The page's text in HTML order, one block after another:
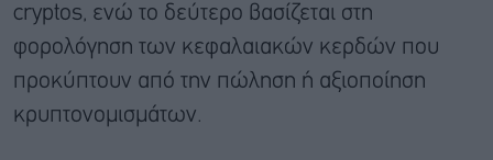
cryptos, ενώ το δεύτερο βασίζεται στη
φορολόγηση των κεφαλαιακών κερδών που
προκύπτουν από την πώληση ή αξιοποίηση
κρυπτονομισμάτων.